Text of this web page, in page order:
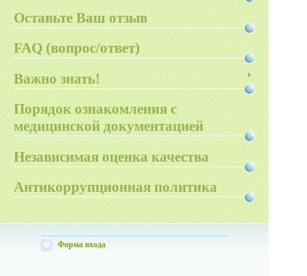
Оставьте Ваш отзыв
FAQ (вопрос/ответ)
Важно знать!
Порядок ознакомления с
медицинской документацией
Независимая оценка качества
Антикоррупционная политика
Форма входа